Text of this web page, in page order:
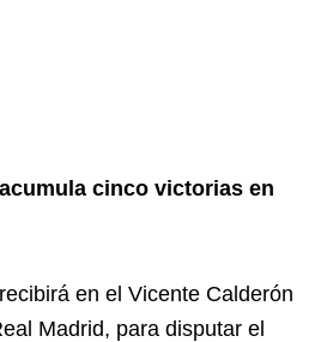
cinco victorias en
en el Vicente Calderón
Madrid, para disputar el